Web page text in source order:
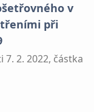
v
při
2. 2022, částka